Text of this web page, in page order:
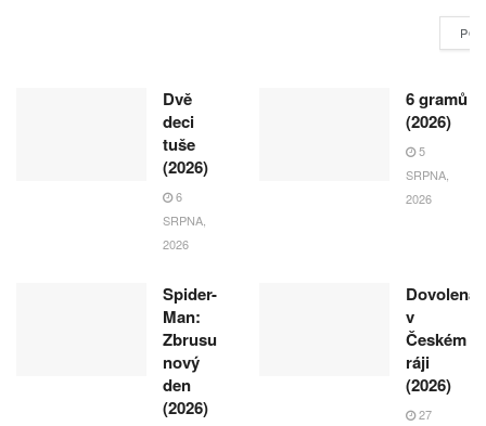
Dvě
deci
tuše
(2026)
6
SRPNA,
2026
6 gramů
(2026)
5
SRPNA,
2026
Spider-
Man:
Zbrusu
nový
den
(2026)
Dovolená
v
Českém
ráji
(2026)
27